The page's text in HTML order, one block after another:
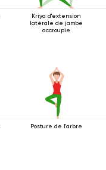
Kriya d'extension
latérale de jambe
accroupie
Posture de l'arbre